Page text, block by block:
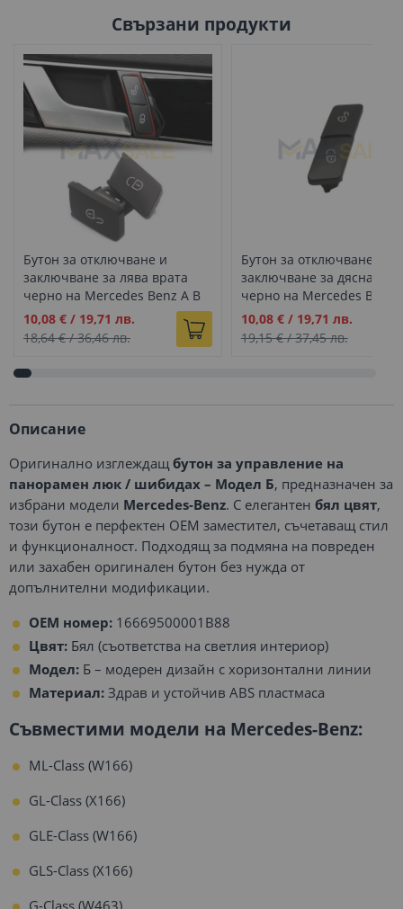
Свързани продукти
Бутон за отключване и
заключване за лява врата
черно на Mercedes Benz A B
C CLA CLS G E GLK GLE ML
class
Промо
цена
10,08 € / 19,71 лв.
18,64 €/36,46 лв.
Бутон за отключване и
заключване за дясна
черно на Mercedes Benz
C CLA CLS G E GLK GLE ML
class
Промо
цена
10,08 €/ 19,71 лв.
19,15 €/37,45 лв.
Описание
Оригинално изглеждащ бутон за управление на
панорамен люк / шибидах – Модел Б, предназначен за
избрани модели Mercedes-Benz. С елегантен бял цвят,
този бутон е перфектен OEM заместител, съчетаващ стил
и функционалност. Подходящ за подмяна на повреден
или захабен оригинален бутон без нужда от
допълнителни модификации.
OEM номер: 16669500001B88
Цвят: Бял (съответства на светлия интериор)
Модел: Б – модерен дизайн с хоризонтални линии
Материал: Здрав и устойчив ABS пластмаса
Съвместими модели на Mercedes-Benz:
ML-Class (W166)
GL-Class (X166)
GLE-Class (W166)
GLS-Class (X166)
G-Class (W463)